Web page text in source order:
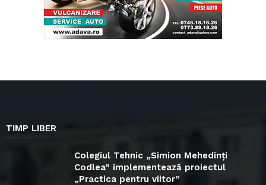
TIMP LIBER
Colegiul Tehnic „Simion Mehedinți
Codlea” implementează proiectul
„Practica pentru viitor”